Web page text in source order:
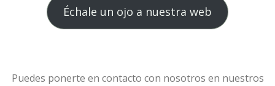
Échale un ojo a nuestra web
Puedes ponerte en contacto con nosotros en nuestros